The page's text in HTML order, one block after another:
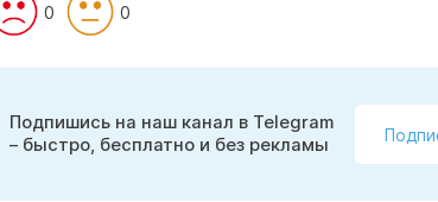
0 0
Подпишись на наш канал в Telegram
– быстро, бесплатно и без рекламы